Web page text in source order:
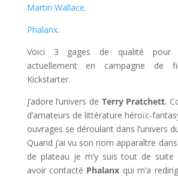
Martin Wallace.
Phalanx.
Voici 3 gages de qualité pour
actuellement en campagne de
Kickstarter.
J’adore l’univers de Terry Pratchett.
d’amateurs de littérature héroïc-
ouvrages se déroulant dans l’univers
Quand j’ai vu son nom apparaître
de plateau je m’y suis tout de suite
avoir contacté Phalanx qui m’a